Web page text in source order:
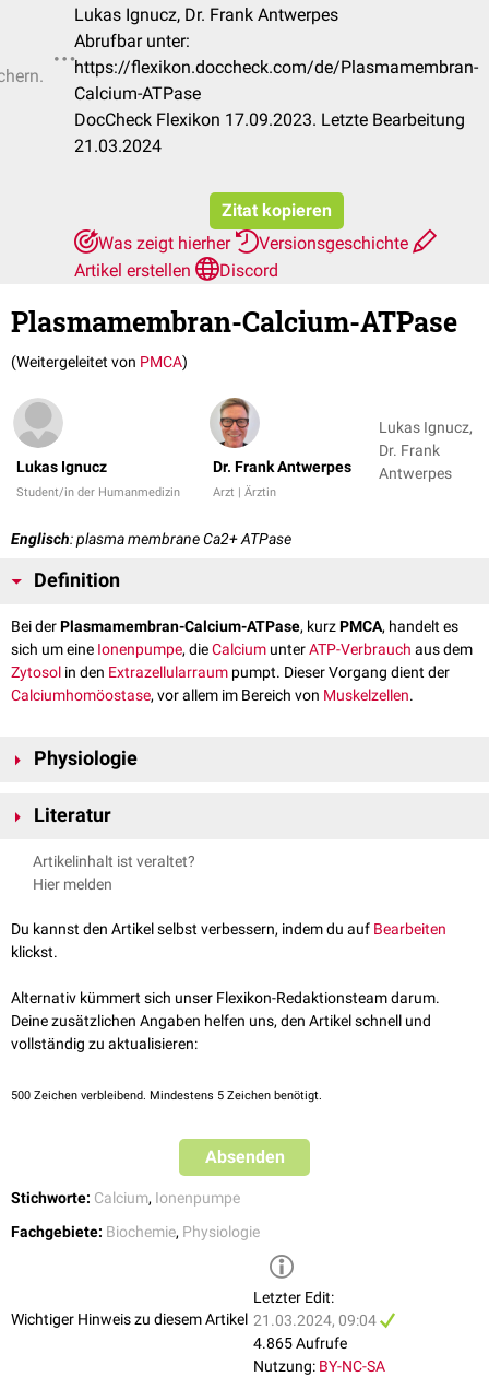
Lukas Ignucz, Dr. Frank Antwerpes
Abrufbar unter:
https://flexikon.doccheck.com/de/Plasmamembran-
Calcium-ATPase
DocCheck Flexikon 17.09.2023. Letzte Bearbeitung
21.03.2024
Zitat kopieren
Was zeigt hierher
Versionsgeschichte
Artikel erstellen
Discord
Plasmamembran-Calcium-ATPase
(Weitergeleitet von PMCA)
Lukas Ignucz
Student/in der Humanmedizin
Dr. Frank Antwerpes
Arzt | Ärztin
Lukas Ignucz,
Dr. Frank
Antwerpes
Englisch: plasma membrane Ca2+ ATPase
Definition
Bei derPlasmamembran-Calcium-ATPase, kurzPMCA, handelt es
sich um eine Ionenpumpe, dieCalcium unterATP-Verbrauch aus dem
Zytosol in den Extrazellularraum pumpt. Dieser Vorgang dient der
Calciumhomöostase, vor allem im Bereich von Muskelzellen.
Physiologie
Signaltransduktion
Daher ist es entscheidend, dass die Calciumkonzentration
innerhalb äußerst geringer
PMCA von entscheidender Bedeutung. Eine gesteigerte Aktivität von
Calcium-ATPasen führt zu einer größeren Wahrscheinlichkeit einer
Literatur
Brandes, Ralf: Physiologie des Menschen, 32. Auflage, 2020
Artikelinhalt ist veraltet?
Hier melden
Du kannst den Artikel selbst verbessern, indem du auf Bearbeiten
klickst.
Alternativ kümmert sich unser Flexikon-Redaktionsteam darum.
Deine zusätzlichen Angaben helfen uns, den Artikel schnell und
vollständig zu aktualisieren:
500 Zeichen verbleibend. Mindestens 5 Zeichen benötigt.
Absenden
Stichworte: Calcium, Ionenpumpe
Fachgebiete: Biochemie, Physiologie
Wichtiger Hinweis zu diesem Artikel
Letzter Edit:
21.03.2024, 09:04
4.865 Aufrufe
Nutzung: BY-NC-SA